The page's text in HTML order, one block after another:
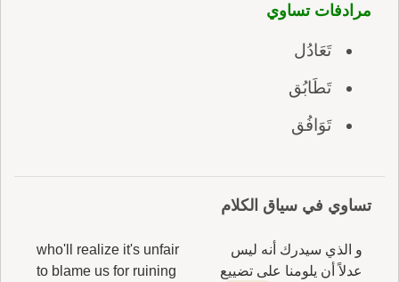
مرادفات تساوي
تَعَادُل
تَطَابُق
تَوَافُق
تساوي في سياق الكلام
و الذي سيدرك أنه ليس
عدلاً أن يلومنا على تضييع
who'll realize it's unfair
to blame us for ruining